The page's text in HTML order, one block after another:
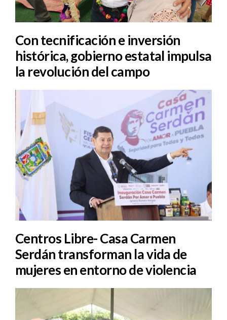
Con tecnificación e inversión
histórica, gobierno estatal impulsa
la revolución del campo
Centros Libre- Casa Carmen
Serdán transforman la vida de
mujeres en entorno de violencia